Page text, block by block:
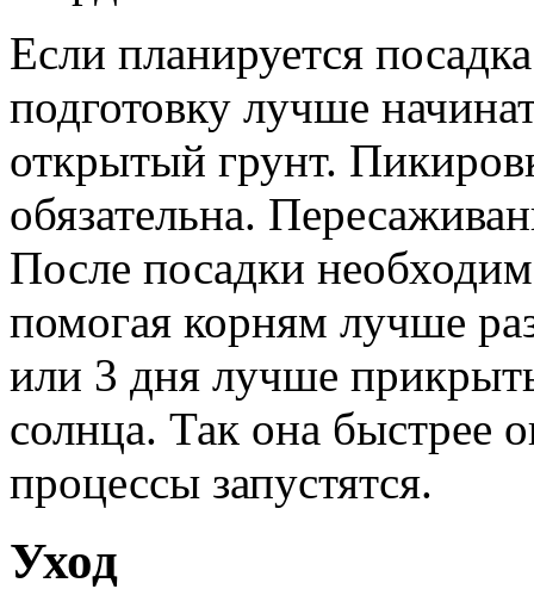
Если планируется
подготовку лучше
открытый грунт.
обязательна.
После посадки
помогая корням лучше
или 3 дня лучше
солнца. Так она быстрее
процессы запустятся.
Уход